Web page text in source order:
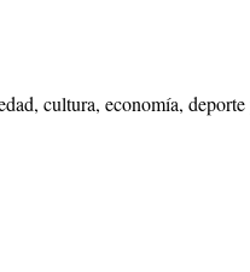
cultura, economía,